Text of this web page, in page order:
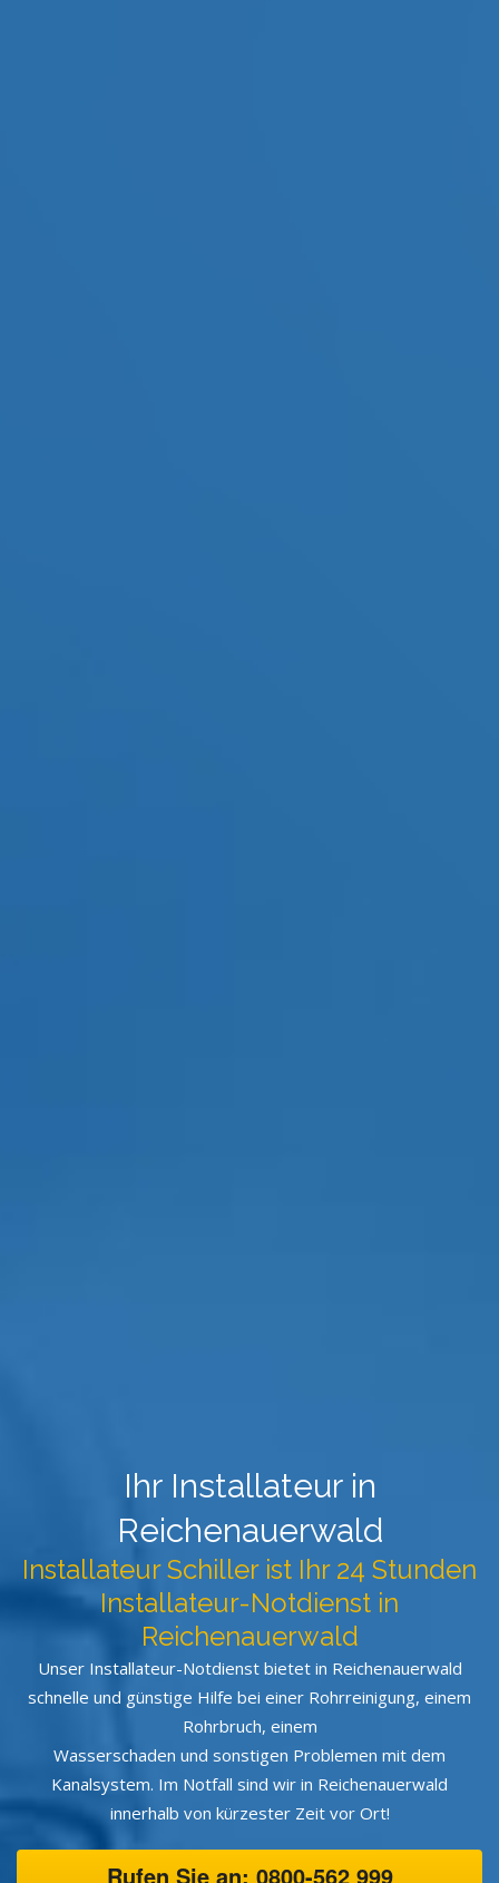
Ihr Installateur in
Reichenauerwald
Installateur Schiller ist Ihr 24 Stunden
Installateur-Notdienst in
Reichenauerwald
Unser Installateur-Notdienst bietet in Reichenauerwald
schnelle und günstige Hilfe bei einer Rohrreinigung, einem
Rohrbruch, einem
Wasserschaden und sonstigen Problemen mit dem
Kanalsystem. Im Notfall sind wir in Reichenauerwald
innerhalb von kürzester Zeit vor Ort!
Rufen Sie an: 0800-562 999